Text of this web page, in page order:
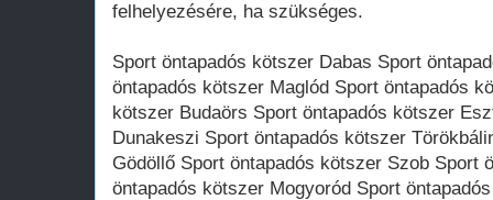
felhelyezésére, ha szükséges.
Sport öntapadós kötszer Dabas Sport
öntapadós kötszer Maglód Sport öntapadós
kötszer Budaörs Sport öntapadós kötszer
Dunakeszi Sport öntapadós kötszer
Gödöllő Sport öntapadós kötszer Szob Sport
öntapadós kötszer Mogyoród Sport